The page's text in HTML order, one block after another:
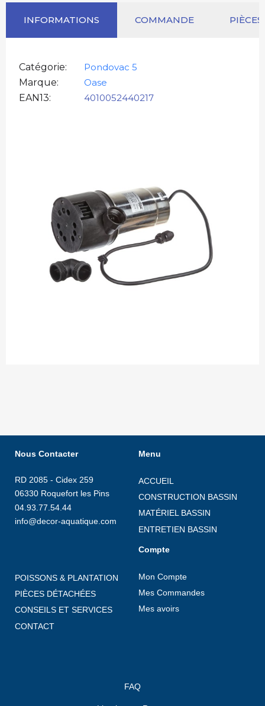
INFORMATIONS COMMANDE
Catégorie
Pondovac 5
Marque
Oase
EAN13
4010052440217
Nous Contacter
RD 2085 - Cidex 259
06330 Roquefort les Pins
04.93.77.54.44
info@decor-aquatique.com
Menu
ACCUEIL
CONSTRUCTION BASSIN
MATÉRIEL BASSIN
ENTRETIEN BASSIN
POISSONS & PLANTATION
PIÈCES DÉTACHÉES
CONSEILS ET SERVICES
CONTACT
Compte
Mon Compte
Mes Commandes
Mes avoirs
FAQ